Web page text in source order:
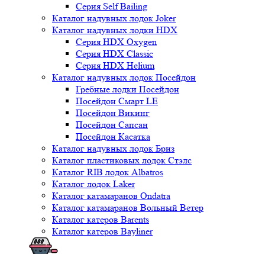
Серия Self Bailing
Каталог надувных лодок Joker
Каталог надувных лодки HDX
Серия HDX Oxygen
Серия HDX Classic
Серия HDX Helium
Каталог надувных лодок Посейдон
Гребные лодки Посейдон
Посейдон Смарт LE
Посейдон Викинг
Посейдон Сапсан
Посейдон Касатка
Каталог надувных лодок Бриз
Каталог пластиковых лодок Стэлс
Каталог RIB лодок Albatros
Каталог лодок Laker
Каталог катамаранов Ondatra
Каталог катамаранов Вольный Ветер
Каталог катеров Barents
Каталог катеров Bayliner